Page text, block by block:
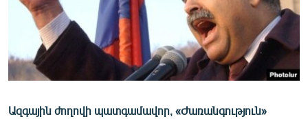
ՍՊՈՐՏ
ՄԵԿՆԱԲԱՆՈՒԹՅՈՒՆ
ՏՏ ԵՒ ԻՆՏԵՐՆԵՏ
ԱՐԽԻՎ
Ազգային ժողովի պատգամավոր, «Ժառանգություն»